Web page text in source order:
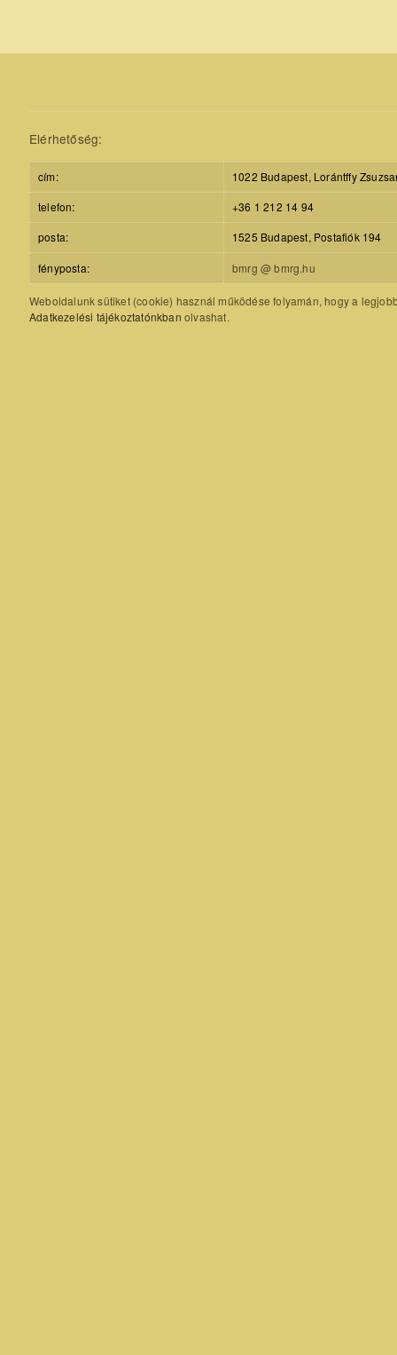
Elérhetőség:
cím:
1022 Budapest, Lorántffy
telefon:
+36 1 212 14 94
posta:
1525 Budapest, Postafiók 194
fényposta: bmrg @ bmrg.hu
Weboldalunk sütiket (cookie) használ működése folyamán, hogy a
Adatkezelési tájékoztatónkban olvashat.